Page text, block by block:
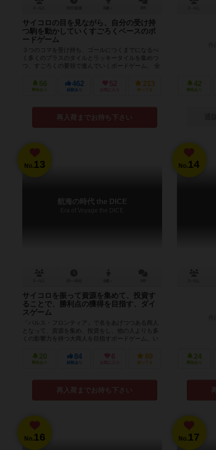
サイコロの目を見ながら、自分の受け持
つ駒を動かしていくすごろくベースのボ
ードゲーム
３つのコマを受け持ち、ゴールにつくまでになるべ
く多くのプラスのタイルとラッキータイルを集めつ
つ、すごろくの要領で進んでいくボードゲーム。 全
56
興味あり
462
経験あり
52
お気に入り
213
持ってる
再入荷までお待ち下さい
42
興味あり
No.13
航海の時代 the DICE
Era of Voyage the DICE
サイコロを振って資源を集めて、投資す
ることで、勝利点の獲得を目指す、ダイ
スゲーム
「バルス・フロンティア」で名をあげつつある商人
となって、資源を集め、投資をし、他の人よりも多
くの影響力を持つ大商人を目指すボードゲーム。い
20
興味あり
84
経験あり
6
お気に入り
69
持ってる
再入荷までお待ち下さい
No.14
24
興味あり
No.16 No.17